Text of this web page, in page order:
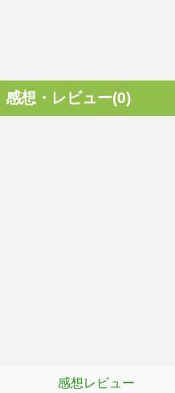
感想・レビュー(0)
感想レビュー